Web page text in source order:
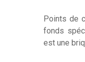
Points de
fonds
est une